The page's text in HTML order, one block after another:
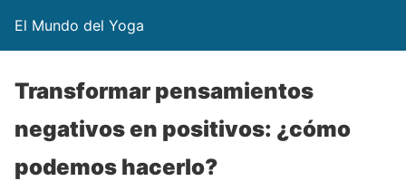
El Mundo del Yoga
Transformar pensamientos
negativos en positivos: ¿cómo
podemos hacerlo?